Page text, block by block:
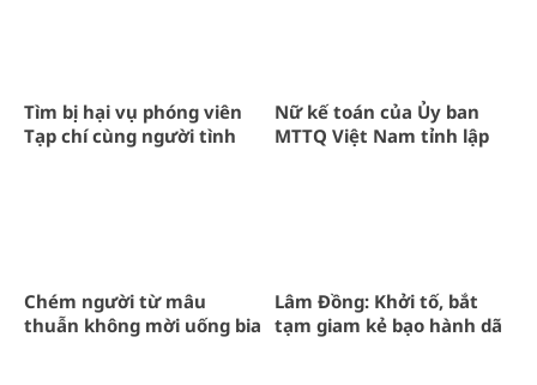
Tìm bị hại vụ phóng viên
Tạp chí cùng người tình
Nữ kế toán của Ủy ban
MTTQ Việt Nam tỉnh lập
Chém người từ mâu
thuẫn không mời uống bia
Lâm Đồng: Khởi tố, bắt
tạm giam kẻ bạo hành dã